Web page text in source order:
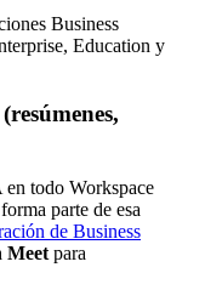
Business
Education y
todo Workspace
parte de esa
de Business
Meet para